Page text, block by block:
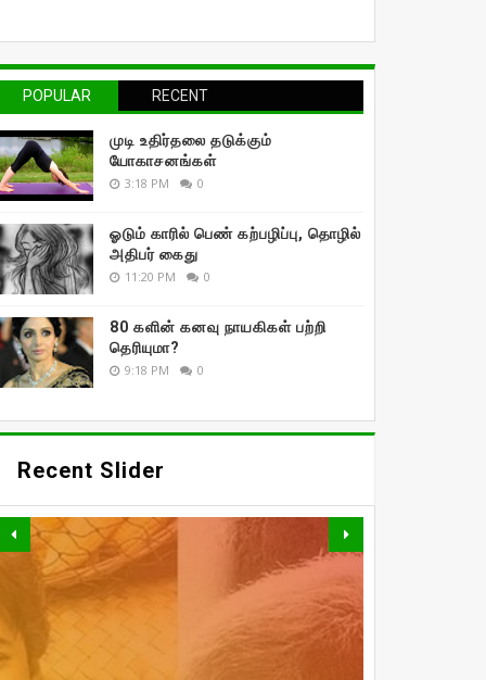
POPULAR RECENT
முடி உதிர்தலை தடுக்கும்
யோகாசனங்கள்
3:18 PM 0
ஓடும் காரில் பெண் கற்பழிப்பு, தொழில்
அதிபர் கைது
11:20 PM 0
80 களின் கனவு நாயகிகள் பற்றி
தெரியுமா?
9:18 PM 0
Recent Slider